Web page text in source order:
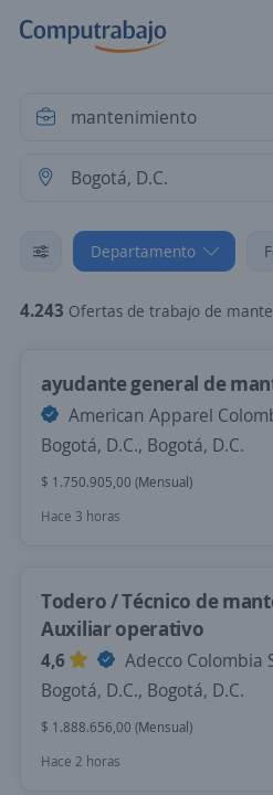
Departamento
4.243 Ofertas de trabajo de mantenimiento en
ayudante general de
American Apparel
Bogotá, D.C., Bogotá, D.C.
$ 1.750.905,00 (Mensual)
Hace 3 horas
Todero / Técnico de
Auxiliar operativo
4,6
Adecco Colombia
Bogotá, D.C., Bogotá, D.C.
$ 1.888.656,00 (Mensual)
Hace 2 horas